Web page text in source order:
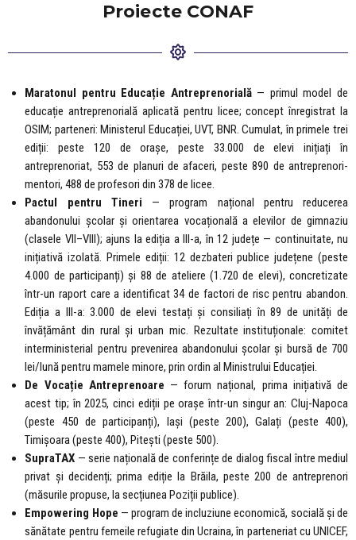
Proiecte CONAF
Maratonul pentru Educație Antreprenorială— primul model de
educație antreprenorială aplicată pentru licee; concept înregistrat la
OSIM; parteneri: Ministerul Educației, UVT, BNR. Cumulat, în primele trei
ediții: peste 120 de orașe, peste 33.000 de elevi inițiați în
antreprenoriat, 553 de planuri de afaceri, peste 890 de antreprenori-
mentori, 488 de profesori din 378 de licee.
Pactul pentru Tineri — program național pentru reducerea
abandonului școlar și orientarea vocațională a elevilor de gimnaziu
(clasele VII–VIII); ajuns la ediția a III-a, în 12 județe — continuitate, nu
inițiativă izolată. Primele ediții: 12 dezbateri publice județene (peste
4.000 de participanți) și 88 de ateliere (1.720 de elevi), concretizate
într-un raport care a identificat 34 de factori de risc pentru abandon.
Ediția a III-a: 3.000 de elevi testați și consiliați în 89 de unități de
învățământ din rural și urban mic. Rezultate instituționale: comitet
interministerial pentru prevenirea abandonului școlar și bursă de 700
lei/lună pentru mamele minore, prin ordin al Ministrului Educației.
De Vocație Antreprenoare — forum național, prima inițiativă de
acest tip; în 2025, cinci ediții pe orașe într-un singur an: Cluj-Napoca
(peste 450 de participanți), Iași (peste 200), Galați (peste 400),
Timișoara (peste 400), Pitești (peste 500).
SupraTAX — serie națională de conferințe de dialog fiscal între mediul
privat și decidenți; prima ediție la Brăila, peste 200 de antreprenori
(măsurile propuse, la secțiunea Poziții publice).
Empowering Hope — program de incluziune economică, socială și de
sănătate pentru femeile refugiate din Ucraina, în parteneriat cu UNICEF,